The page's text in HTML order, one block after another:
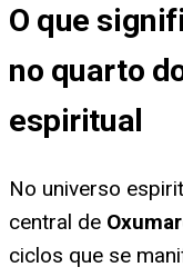
O que
no quarto
espiritual
No universo
central de
ciclos que se